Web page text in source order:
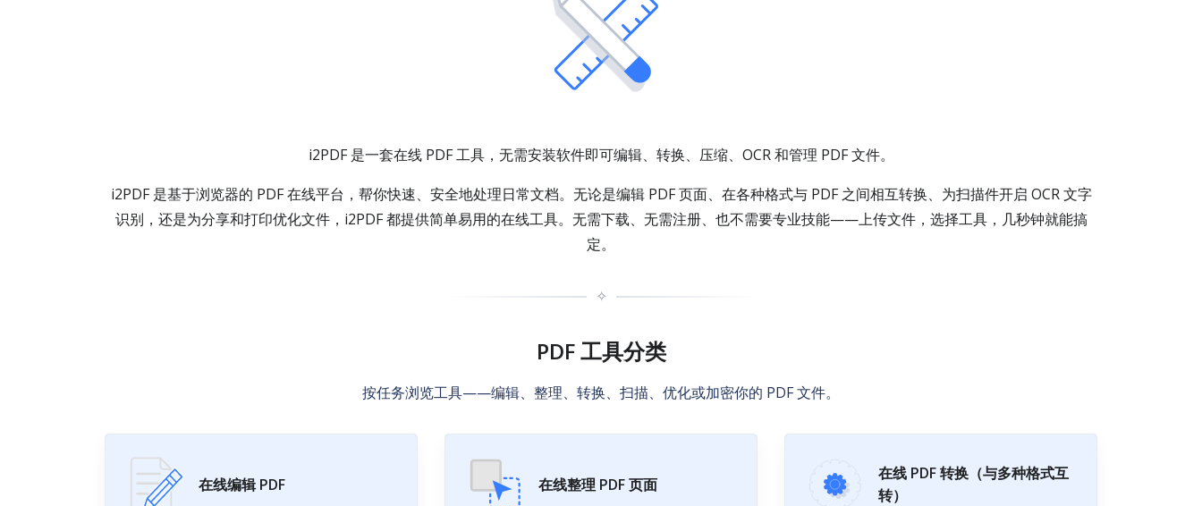
i2PDF 是一套在线 PDF 工具，无需安装软件即可编辑、转换、压缩、OCR 和管理 PDF 文件。
i2PDF 是基于浏览器的 PDF 在线平台，帮你快速、安全地处理日常文档。无论是编辑 PDF 页面、在各种格式与 PDF 之间相互转换、为扫描件开启 OCR 文字
识别，还是为分享和打印优化文件，i2PDF 都提供简单易用的在线工具。无需下载、无需注册、也不需要专业技能——上传文件，选择工具，几秒钟就能搞
定。
✧
PDF 工具分类
按任务浏览工具——编辑、整理、转换、扫描、优化或加密你的 PDF 文件。
在线编辑 PDF 在线整理 PDF 页面
在线 PDF 转换（与多种格式互
转）